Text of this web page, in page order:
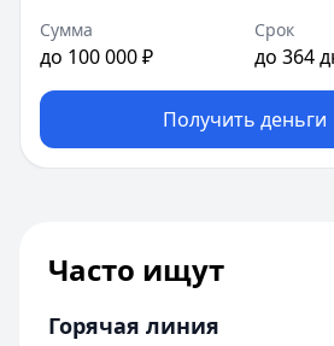
Сумма
до 100 000 ₽
Срок
до 364
Получить деньги
Часто ищут
Горячая линия